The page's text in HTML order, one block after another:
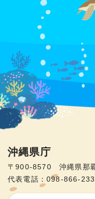
沖縄県庁
〒900-8570 沖縄県那
代表電話：098-866-